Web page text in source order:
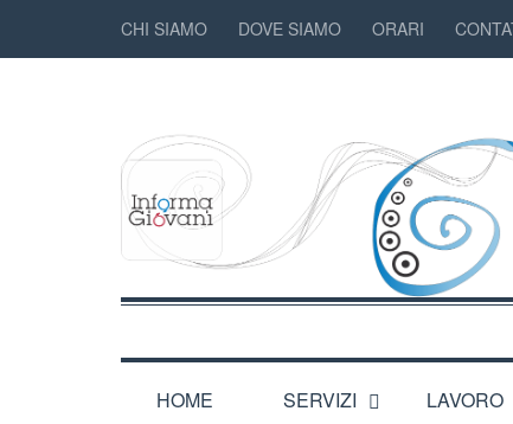
CHI SIAMO DOVE SIAMO ORARI
HOME SERVIZI LAVORO